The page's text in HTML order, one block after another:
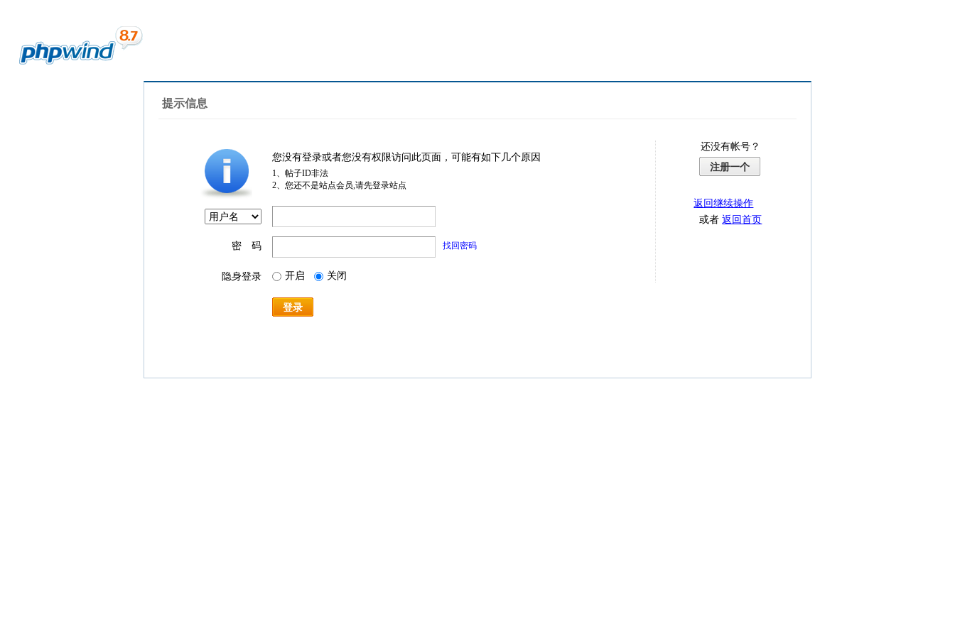
提示信息
您没有登录或者您没有权限访问此页面，可能有如下几个原因
1、帖子ID非法
2、您还不是站点会员,请先登录站点
密 码 找回密码
隐身登录 开启 关闭
登录
还没有帐号？
注册一个
返回继续操作
或者返回首页